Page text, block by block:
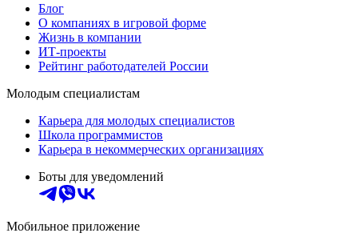
Блог
О компаниях в игровой форме
Жизнь в компании
ИТ-проекты
Рейтинг работодателей России
Молодым специалистам
Карьера для молодых специалистов
Школа программистов
Карьера в некоммерческих организациях
Боты для уведомлений
Мобильное приложение